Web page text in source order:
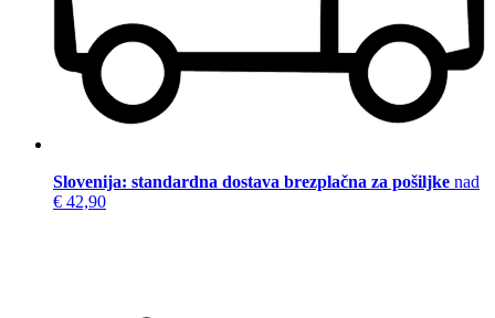
Slovenija: standardna dostava brezplačna za pošiljke nad
€ 42,90